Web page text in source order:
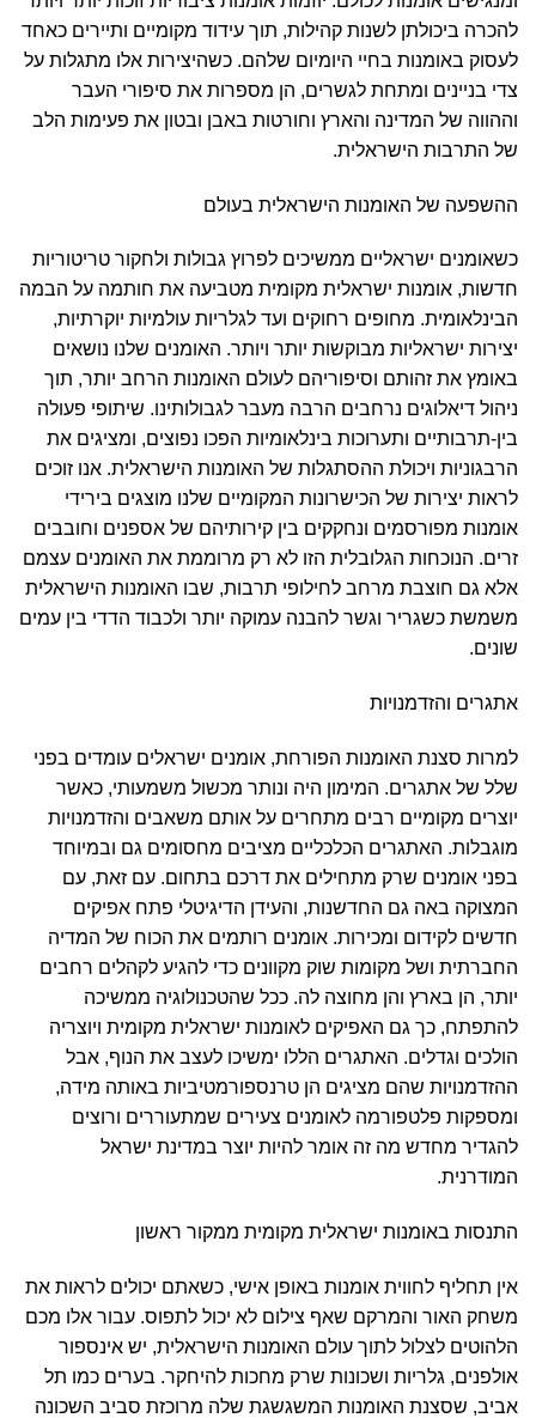
להכרה ביכולתן לשנות קהילות, תוך עידוד מקומיים ותיירים כאחד
לעסוק באומנות בחיי היומיום שלהם. כשהיצירות אלו מתגלות על
צדי בניינים ומתחת לגשרים, הן מספרות את סיפורי העבר
וההווה של המדינה והארץ וחורטות באבן ובטון את פעימות הלב
של התרבות הישראלית.
ההשפעה של האומנות הישראלית בעולם
כשאומנים ישראליים ממשיכים לפרוץ גבולות ולחקור טריטוריות
חדשות, אומנות ישראלית מקומית מטביעה את חותמה על הבמה
הבינלאומית. מחופים רחוקים ועד לגלריות עולמיות יוקרתיות,
יצירות ישראליות מבוקשות יותר ויותר. האומנים שלנו נושאים
באומץ את זהותם וסיפוריהם לעולם האומנות הרחב יותר, תוך
ניהול דיאלוגים נרחבים הרבה מעבר לגבולותינו. שיתופי פעולה
בין-תרבותיים ותערוכות בינלאומיות הפכו נפוצים, ומציגים את
הרבגוניות ויכולת ההסתגלות של האומנות הישראלית. אנו זוכים
לראות יצירות של הכישרונות המקומיים שלנו מוצגים בירידי
אומנות מפורסמים ונחקקים בין קירותיהם של אספנים וחובבים
זרים. הנוכחות הגלובלית הזו לא רק מרוממת את האומנים עצמם
אלא גם חוצבת מרחב לחילופי תרבות, שבו האומנות הישראלית
משמשת כשגריר וגשר להבנה עמוקה יותר ולכבוד הדדי בין עמים
שונים.
אתגרים והזדמנויות
למרות סצנת האומנות הפורחת, אומנים ישראלים עומדים בפני
שלל של אתגרים. המימון היה ונותר מכשול משמעותי, כאשר
יוצרים מקומיים רבים מתחרים על אותם משאבים והזדמנויות
מוגבלות. האתגרים הכלכליים מציבים מחסומים גם ובמיוחד
בפני אומנים שרק מתחילים את דרכם בתחום. עם זאת, עם
המצוקה באה גם החדשנות, והעידן הדיגיטלי פתח אפיקים
חדשים לקידום ומכירות. אומנים רותמים את הכוח של המדיה
החברתית ושל מקומות שוק מקוונים כדי להגיע לקהלים רחבים
יותר, הן בארץ והן מחוצה לה. ככל שהטכנולוגיה ממשיכה
להתפתח, כך גם האפיקים לאומנות ישראלית מקומית ויוצריה
הולכים וגדלים. האתגרים הללו ימשיכו לעצב את הנוף, אבל
ההזדמנויות שהם מציגים הן טרנספורמטיביות באותה מידה,
ומספקות פלטפורמה לאומנים צעירים שמתעוררים ורוצים
להגדיר מחדש מה זה אומר להיות יוצר במדינת ישראל
המודרנית.
התנסות באומנות ישראלית מקומית ממקור ראשון
אין תחליף לחווית אומנות באופן אישי, כשאתם יכולים לראות את
משחק האור והמרקם שאף צילום לא יכול לתפוס. עבור אלו מכם
הלהוטים לצלול לתוך עולם האומנות הישראלית, יש אינספור
אולפנים, גלריות ושכונות שרק מחכות להיחקר. בערים כמו תל
אביב, שסצנת האומנות המשגשגת שלה מרוכזת סביב השכונה